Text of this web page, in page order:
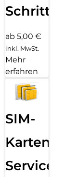
Schritten
ab 5,00 €
inkl. MwSt.
Mehr
erfahren
SIM-
Karten
Service: